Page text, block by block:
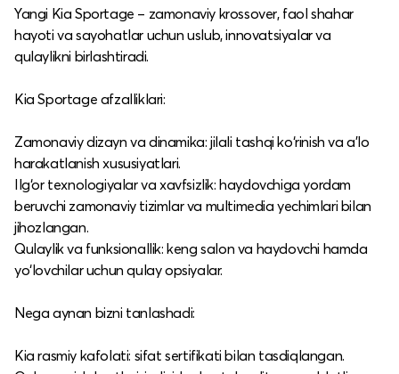
Yangi Kia Sportage – zamonaviy krossover, faol shahar
hayoti va sayohatlar uchun uslub, innovatsiyalar va
qulaylikni birlashtiradi.​
Kia Sportage afzalliklari:
Zamonaviy dizayn va dinamika: jilali tashqi ko‘rinish va a’lo
harakatlanish xususiyatlari.​
Ilg‘or texnologiyalar va xavfsizlik: haydovchiga yordam
beruvchi zamonaviy tizimlar va multimedia yechimlari bilan
jihozlangan.​
Qulaylik va funksionallik: keng salon va haydovchi hamda
yo‘lovchilar uchun qulay opsiyalar.​
Nega aynan bizni tanlashadi:
Kia rasmiy kafolati: sifat sertifikati bilan tasdiqlangan.​